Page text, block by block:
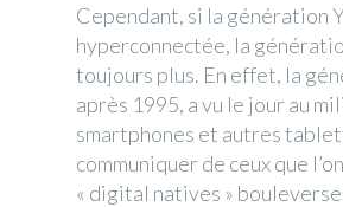
Cependant, si la génération
hyperconnectée, la
toujours plus. En effet, la
après 1995, a vu le jour au
smartphones et autres
communiquer de ceux que
« digital natives »